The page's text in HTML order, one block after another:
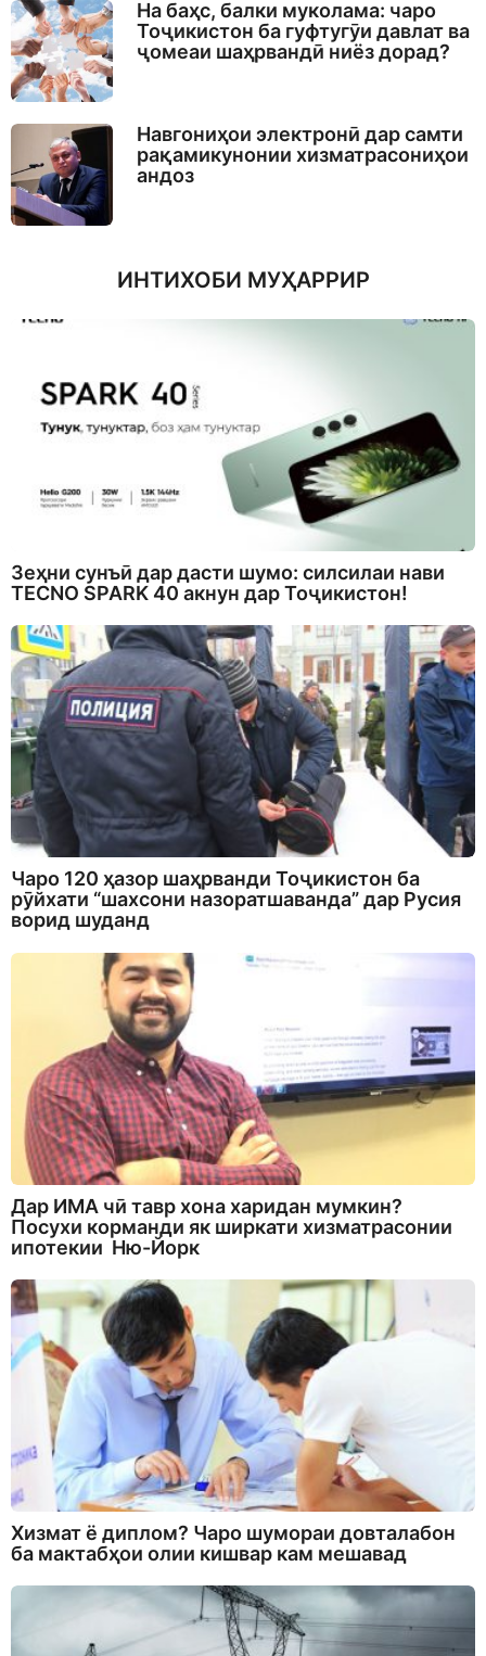
На баҳс, балки муколама: чаро
Тоҷикистон ба гуфтугӯи давлат ва
ҷомеаи шаҳрвандӣ ниёз дорад?
Навгониҳои электронӣ дар самти
рақамикунонии хизматрасониҳои
андоз
ИНТИХОБИ МУҲАРРИР
Зеҳни сунъӣ дар дасти шумо: силсилаи нави
TECNO SPARK 40 акнун дар Тоҷикистон!
Чаро 120 ҳазор шаҳрванди Тоҷикистон ба
рӯйхати “шахсони назоратшаванда” дар Русия
ворид шуданд
Дар ИМА чӣ тавр хона харидан мумкин?
Посухи корманди як ширкати хизматрасонии
ипотекии Ню-Йорк
Хизмат ё диплом? Чаро шумораи довталабон
ба мактабҳои олии кишвар кам мешавад